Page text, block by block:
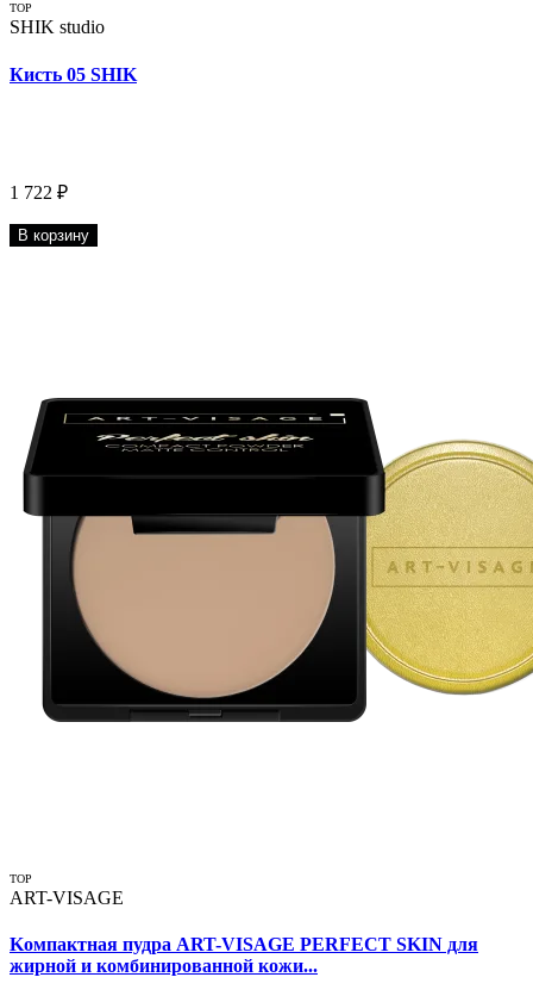
TOP
SHIK studio
Кисть 05 SHIK
1 722 ₽
В корзину
TOP
ART-VISAGE
Kомпактная пудра ART-VISAGE PERFECT SKIN для
жирной и комбинированной кожи...